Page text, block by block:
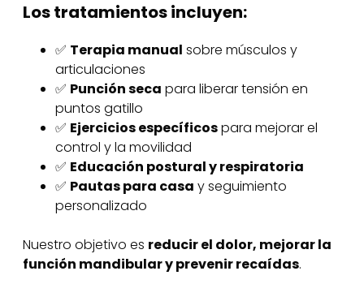
Los tratamientos incluyen:
✅ Terapia manual sobre músculos y
articulaciones
✅ Punción seca para liberar tensión en
puntos gatillo
✅ Ejercicios específicospara mejorar el
control y la movilidad
✅ Educación postural y respiratoria
✅ Pautas para casa y seguimiento
personalizado
Nuestro objetivo es reducir el dolor, mejorar la
función mandibular y prevenir recaídas.